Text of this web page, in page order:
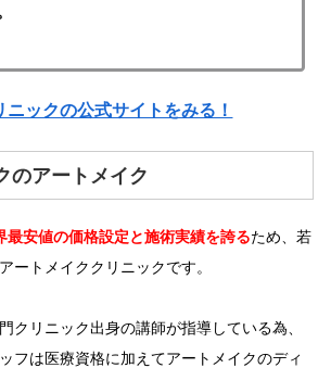
ニックの公式サイトをみる！
のアートメイク
最安値の価格設定と施術実績を誇るため、若
ートメイククリニックです。
クリニック出身の講師が指導している為、
フは医療資格に加えてアートメイクのディ